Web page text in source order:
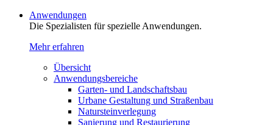
Anwendungen
Die Spezialisten für spezielle Anwendungen.
Mehr erfahren
Übersicht
Anwendungsbereiche
Garten- und Landschaftsbau
Urbane Gestaltung und Straßenbau
Natursteinverlegung
Sanierung und Restaurierung